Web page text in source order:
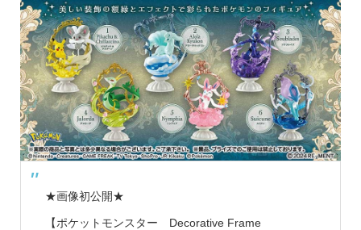
★画像初公開★
【ポケットモンスター Decorative Frame